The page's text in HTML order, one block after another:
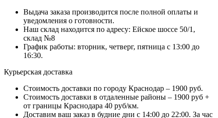
Выдача заказа производится после полной оплаты и
уведомления о готовности.
Наш склад находится по адресу: Ейское шоссе 50/1,
склад №8
График работы: вторник, четверг, пятница с 13:00 до
16:30.
Курьерская доставка
Стоимость доставки по городу Краснодар – 1900 руб.
Стоимость доставки в отдаленные районы – 1900 руб +
от границы Краснодара 40 руб/км.
Доставим ваш заказ в будние дни с 14:00 до 22:00. За час